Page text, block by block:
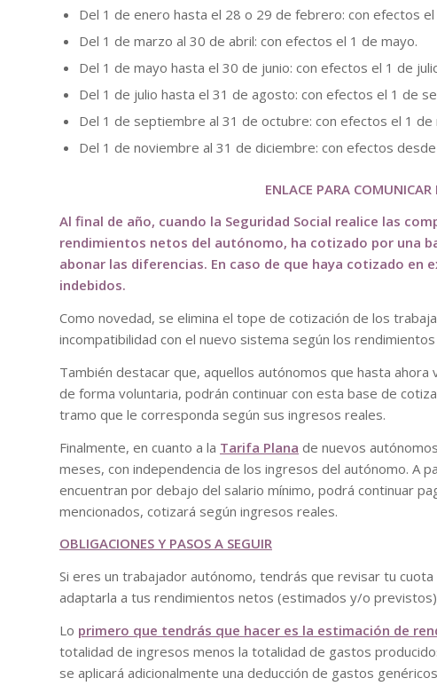
Del 1 de enero hasta el 28 o 29 de febrero: con efectos
Del 1 de marzo al 30 de abril: con efectos el 1 de mayo.
Del 1 de mayo hasta el 30 de junio: con efectos el 1 de
Del 1 de julio hasta el 31 de agosto: con efectos el 1 de
Del 1 de septiembre al 31 de octubre: con efectos el 1 de
Del 1 de noviembre al 31 de diciembre: con efectos
ENLACE PARA
Al final de año, cuando la Seguridad Social realice las
rendimientos netos del autónomo, ha cotizado por una
abonar las diferencias. En caso de que haya cotizado en
indebidos.
Como novedad, se elimina el tope de cotización de los
incompatibilidad con el nuevo sistema según los
También destacar que, aquellos autónomos que hasta
de forma voluntaria, podrán continuar con esta base de
tramo que le corresponda según sus ingresos reales.
Finalmente, en cuanto a la Tarifa Plana de nuevos
meses, con independencia de los ingresos del autónomo. A
encuentran por debajo del salario mínimo, podrá continuar
mencionados, cotizará según ingresos reales.
OBLIGACIONES Y PASOS A SEGUIR
Si eres un trabajador autónomo, tendrás que revisar tu
adaptarla a tus rendimientos netos (estimados y/o
Lo primero que tendrás que hacer es la estimación de
totalidad de ingresos menos la totalidad de gastos
se aplicará adicionalmente una deducción de gastos